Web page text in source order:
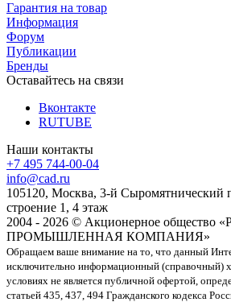
Гарантия на товар
Информация
Форум
Публикации
Бренды
Оставайтесь на связи
Вконтакте
RUTUBE
Наши контакты
+7 495 744-00-04
info@cad.ru
105120, Москва, 3-й Сыромятнический
строение 1, 4 этаж
2004 - 2026 © Акционерное общество
ПРОМЫШЛЕННАЯ КОМПАНИЯ»
Обращаем ваше внимание на то, что данный
исключительно информационный (справочный)
условиях не является публичной офертой,
статьей 435, 437, 494 Гражданского кодекса